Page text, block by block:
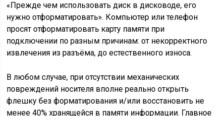
«Прежде чем использовать диск в дисководе, его
нужно отформатировать». Компьютер или телефон
просят отформатировать карту памяти при
подключении по разным причинам: от некорректного
извлечения из разъёма, до естественного износа.
В любом случае, при отсутствии механических
повреждений носителя вполне реально открыть
флешку без форматирования и/или восстановить не
менее 40% хранящейся в памяти информации. Главное